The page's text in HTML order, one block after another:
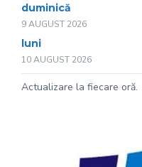
duminică
9 AUGUST 2026
luni
10 AUGUST 2026
Actualizare la fiecare oră.